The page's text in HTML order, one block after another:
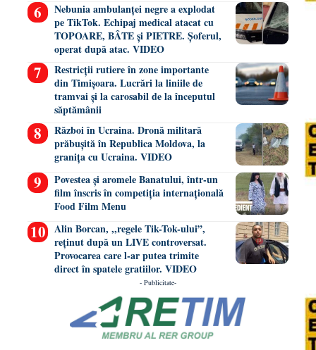
Nebunia ambulanței negre a explodat
pe TikTok. Echipaj medical atacat cu
TOPOARE, BÂTE și PIETRE. Șoferul,
operat după atac. VIDEO
Restricții rutiere în zone importante
din Timișoara. Lucrări la liniile de
tramvai și la carosabil de la începutul
săptămânii
Război în Ucraina. Dronă militară
prăbușită în Republica Moldova, la
granița cu Ucraina. VIDEO
Povestea și aromele Banatului, într-un
film înscris în competiția internațională
Food Film Menu
Alin Borcan, ,,regele Tik-Tok-ului”,
reținut după un LIVE controversat.
Provocarea care l-ar putea trimite
direct în spatele gratiilor. VIDEO
- Publicitate-